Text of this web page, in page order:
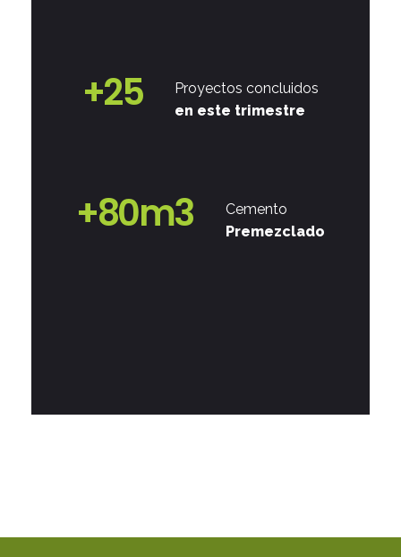
+25
Proyectos concluidos
en este trimestre
+80m3
Cemento
Premezclado